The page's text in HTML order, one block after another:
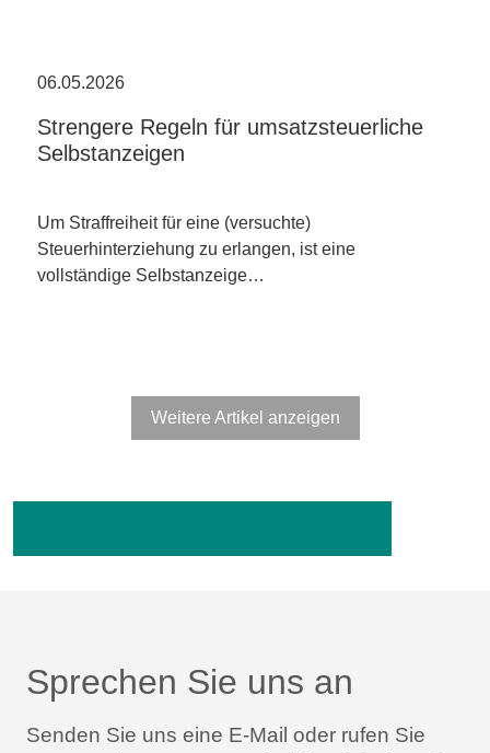
06.05.2026
Strengere Regeln für umsatzsteuerliche
Selbstanzeigen
Um Straffreiheit für eine (versuchte)
Steuerhinterziehung zu erlangen, ist eine
vollständige Selbstanzeige…
Weitere Artikel anzeigen
Sprechen Sie uns an
Senden Sie uns eine E-Mail oder rufen Sie